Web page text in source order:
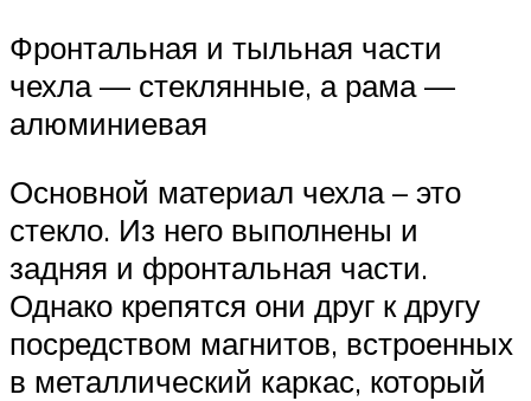
Фронтальная и тыльная части
чехла — стеклянные, а рама —
алюминиевая
Основной материал чехла – это
стекло. Из него выполнены и
задняя и фронтальная части.
Однако крепятся они друг к другу
посредством магнитов, встроенных
в металлический каркас, который